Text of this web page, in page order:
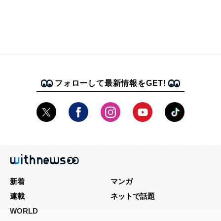
フォローして最新情報をGET!
新着
マンガ
連載
ネットで話題
WORLD